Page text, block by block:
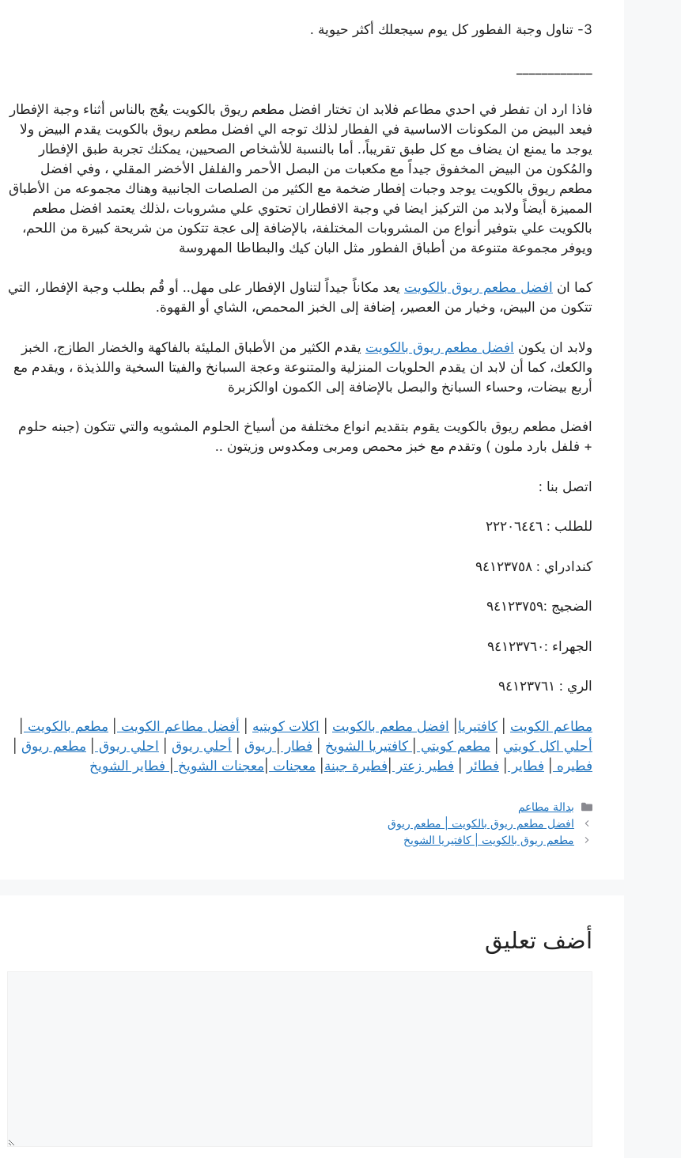
3- تناول وجبة الفطور كل يوم سيجعلك أكثر حيوية .
فاذا ارد ان تفطر في احدي مطاعم فلابد ان تختار افضل مطعم ريوق بالكويت يعُج بالناس أثناء وجبة الإفطار
فيعد البيض من المكونات الاساسية في الفطار لذلك توجه الي افضل مطعم ريوق بالكويت يقدم البيض ولا
يوجد ما يمنع ان يضاف مع كل طبق تقريباً،. أما بالنسبة للأشخاص الصحيين، يمكنك تجربة طبق الإفطار
والمُكون من البيض المخفوق جيداً مع مكعبات من البصل الأحمر والفلفل الأخضر المقلي ، وفي افضل
مطعم ريوق بالكويت يوجد وجبات إفطار ضخمة مع الكثير من الصلصات الجانبية وهناك مجموعه من الأطباق
المميزة أيضاً ولابد من التركيز ايضا في وجبة الافطاران تحتوي علي مشروبات ،لذلك يعتمد افضل مطعم
بالكويت علي بتوفير أنواع من المشروبات المختلفة، بالإضافة إلى عجة تتكون من شريحة كبيرة من اللحم،
ويوفر مجموعة متنوعة من أطباق الفطور مثل البان كيك والبطاطا المهروسة
كما ان افضل مطعم ريوق بالكويت يعد مكاناً جيداً لتناول الإفطار على مهل.. أو قُم بطلب وجبة الإفطار، التي
تتكون من البيض، وخيار من العصير، إضافة إلى الخبز المحمص، الشاي أو القهوة.
ولابد ان يكون افضل مطعم ريوق بالكويت يقدم الكثير من الأطباق المليئة بالفاكهة والخضار الطازج، الخبز
والكعك، كما أن لابد ان يقدم الحلويات المنزلية والمتنوعة وعجة السبانخ والفيتا السخية واللذيذة ، ويقدم مع
أربع بيضات، وحساء السبانخ والبصل بالإضافة إلى الكمون اوالكزبرة
افضل مطعم ريوق بالكويت يقوم بتقديم انواع مختلفة من أسياخ الحلوم المشويه والتي تتكون (جبنه حلوم
+ فلفل بارد ملون ) وتقدم مع خبز محمص ومربى ومكدوس وزيتون ..
اتصل بنا :
للطلب : ٢٢٢٠٦٤٤٦
كندادراي : ٩٤١٢٣٧٥٨
الضجيج :٩٤١٢٣٧٥٩
الجهراء :٩٤١٢٣٧٦٠
الري : ٩٤١٢٣٧٦١
مطاعم الكويت كافتيريا افضل مطعم بالكويت اكلات كويتيه أفضل مطاعم الكويت مطعم بالكويت
أحلي اكل كويتي
مطعم كويتي كافتيريا الشويخ فطار ريوق أحلي ريوق احلي ريوق مطعم ريوق
فطيره
فطاير فطائر فطير زعتر فطيرة جبنة معجنات معجنات الشويخ فطاير الشويخ
التصنيفات
بدالة مطاعم
افضل مطعم ريوق بالكويت | مطعم ريوق
مطعم ريوق بالكويت | كافتيريا الشويخ
أضف تعليق